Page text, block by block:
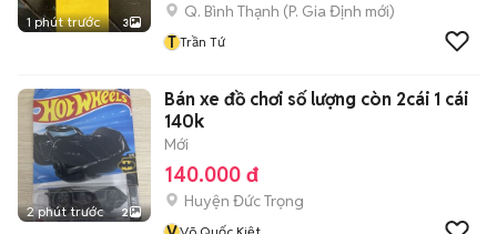
1 phút trước 3
Q. Bình Thạnh (P. Gia Định mới)
T Trần Tứ
2 phút trước 2
Bán xe đồ chơi số lượng còn 2cái 1 cái
140k
Mới
140.000 đ
Huyện Đức Trọng